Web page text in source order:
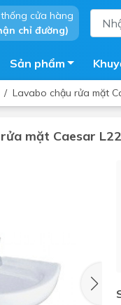
cửa hàng
chỉ đường)
Sản phẩm
Máy tắm
Phụ kiện nhà
Chậu giặt
/ Lavabo chậu rửa mặt
mặt Caesar